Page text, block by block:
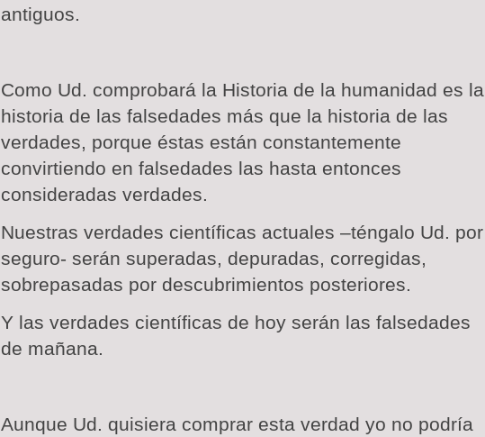
antiguos.
Como Ud. comprobará la Historia de la humanidad es la
historia de las falsedades más que la historia de las
verdades, porque éstas están constantemente
convirtiendo en falsedades las hasta entonces
consideradas verdades.
Nuestras verdades científicas actuales –téngalo Ud. por
seguro- serán superadas, depuradas, corregidas,
sobrepasadas por descubrimientos posteriores.
Y las verdades científicas de hoy serán las falsedades
de mañana.
Aunque Ud. quisiera comprar esta verdad yo no podría